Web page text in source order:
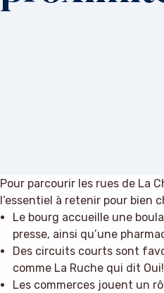
Pour parcourir les rues de La
l’essentiel à retenir pour bien
Le bourg accueille une
presse, ainsi qu’une
Des circuits courts sont
comme La Ruche qui dit
Les commerces jouent un